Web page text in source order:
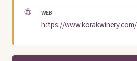
🌐 WEB
https://www.korakwinery.com/